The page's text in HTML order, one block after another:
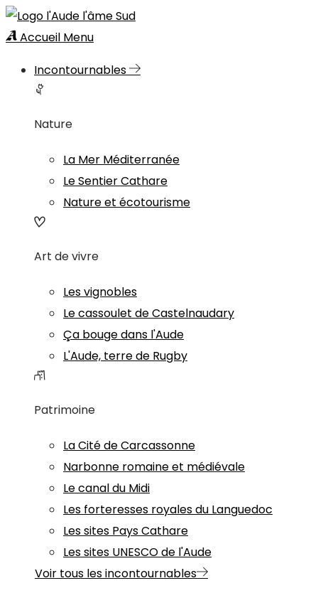
Accueil Menu
Incontournables
Nature
La Mer Méditerranée
Le Sentier Cathare
Nature et écotourisme
Art de vivre
Les vignobles
Le cassoulet de Castelnaudary
Ça bouge dans l'Aude
L'Aude, terre de Rugby
Patrimoine
La Cité de Carcassonne
Narbonne romaine et médiévale
Le canal du Midi
Les forteresses royales du Languedoc
Les sites Pays Cathare
Les sites UNESCO de l'Aude
Voir tous les incontournables